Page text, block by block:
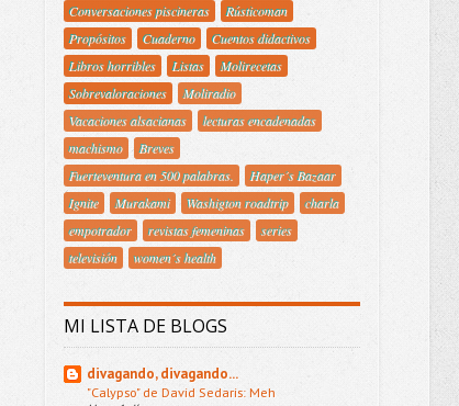
Conversaciones piscineras
Rústicoman
Propósitos
Cuaderno
Cuentos didactivos
Libros horribles
Listas
Molirecetas
Sobrevaloraciones
Moliradio
Vacaciones alsacianas
lecturas encadenadas
machismo
Breves
Fuerteventura en 500 palabras.
Haper´s Bazaar
Ignite
Murakami Washigton roadtrip
charla
empotrador
revistas femeninas
series
televisión
women´s health
MI LISTA DE BLOGS
divagando, divagando...
"Calypso" de David Sedaris: Meh